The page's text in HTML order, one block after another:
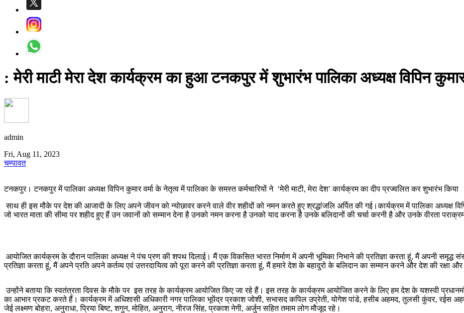
: मेरी माटी मेरा देश कार्यक्रम का हुआ टनकपुर में शुभारंभ पालिका अध्यक्ष विपिन
admin
Fri, Aug 11, 2023
चम्पावत
टनकपुर। टनकपुर में पालिका अध्यक्ष विपिन कुमार वर्मा के नेतृत्व में पालिका के समस्त कर्मचारियों ने ‘मेरी माटी, मेरा देश’ कार्यक्रम का दीप प्रज्वलित कर शुभारंभ किया
साथ ही इस मौके पर देश की आजादी के लिए अपने जीवन को न्योछावर करने वाले वीर शहीदों को नमन करते हुए श्रद्धांजलि अर्पित की गई।कार्यक्रम में पालिका अध्यक्ष
जो भारत माता की सीमा पर शहीद हुए हैं उन जवानों को सम्मान देना है उनको नमन करना है उनको याद करना है उनके बलिदानों की चर्चा करनी है और उनके वीरता
आयोजित कार्यक्रम के दौरान पालिका अध्यक्ष ने पंच प्रण की शपथ दिलाई। मैं एक विकसित भारत निर्माण में अपनी भूमिका निभाने की प्रतिज्ञा करता हूं, मैं अपनी
प्रतिज्ञा करता हूं, मैं अपने प्रति अपने कर्तव्य एवं उत्तरदायित्व को पूरा करने की प्रतिज्ञा करता हूं, मैं हमारे देश के बहादुरो के बलिदान का सम्मान करने और देश की रक्षा
उन्होंने बताया कि स्वतंत्रता दिवस के मौके पर इस तरह के कार्यक्रम आयोजित किए जा रहे हैं। इस तरह के कार्यक्रम आयोजित करने के लिए हम देश के यशस्वी
का आभार प्रकट करते हैं। कार्यक्रम में अधिशासी अधिकारी नगर पालिका भूपेंद्र प्रकाश जोशी, सभासद कपिल उप्रेती, योगेश पांडे, हसीब अहमद, तुलसी कुंवर, रईस
जेई लक्ष्मण बोहरा, अनुराधा, प्रिया बिष्ट, शगुन, मोहित, अनुराग, नीरज सिंह, प्रकाश नेगी, अर्जुन सहित तमाम लोग मौजूद रहे।